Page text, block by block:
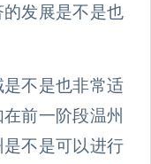
发展是不是也
不是也非常适
前一阶段温州
不是可以进行